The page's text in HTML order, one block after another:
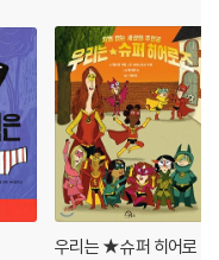
우리는 ★ 슈퍼 히어로